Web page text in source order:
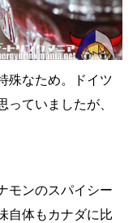
殊なため。ドイツ
ていましたが、
モンのスパイシー
自体もカナダに比